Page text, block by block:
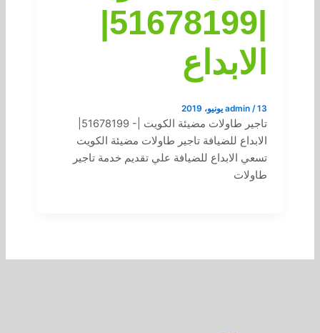
|51678199|
الابداع
admin /13 يونيو، 2019
الابداع للضيافة تاجير طاولات مضيئة الكويت
تسعي الابداع للضيافة علي تقديم خدمة تاجير
طاولات